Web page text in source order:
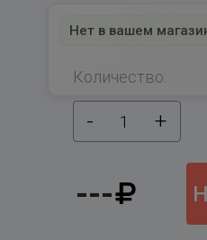
Нет в вашем
Количество:
- 1 +
---